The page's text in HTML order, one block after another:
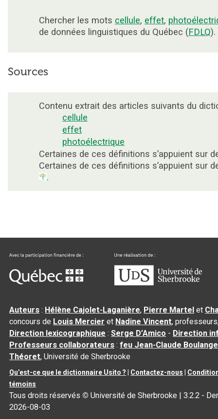
Chercher les mots cellule, effet,
de données linguistiques du Québec (FDLQ).
Sources
Contenu extrait des articles suivants du
cellule
effet
photoélectrique
Certaines de ces définitions s’appuient sur
Certaines de ces définitions s’appuient sur
.
Auteurs : Hélène Cajolet-Laganière, Pierre Martel et
concours de Louis Mercier et Nadine Vincent,
Direction lexicographique :Serge D’Amico - Direction
Professeurs collaborateurs :feu Jean-Claude
Théoret, Université de Sherbrooke
Qu’est-ce que le dictionnaire Usito ? Contactez-nous
témoins
Tous droits réservés © Université de Sherbrooke |3.2.2 -
2026-08-03